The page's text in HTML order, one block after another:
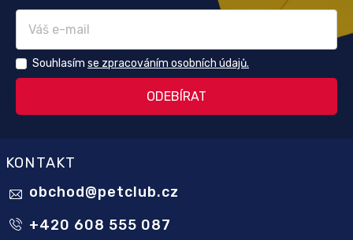
Souhlasím se zpracováním osobních údajů.
KONTAKT
obchod@petclub.cz
+420 608 555 087